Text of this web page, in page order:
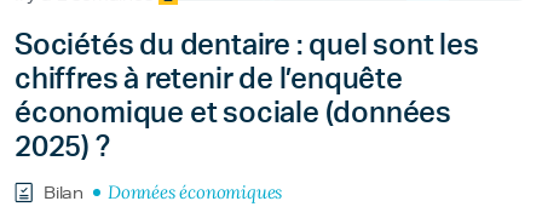
Sociétés du dentaire : quel sont les
chiffres à retenir de l’enquête
économique et sociale (données
2025) ?
Bilan Données économiques